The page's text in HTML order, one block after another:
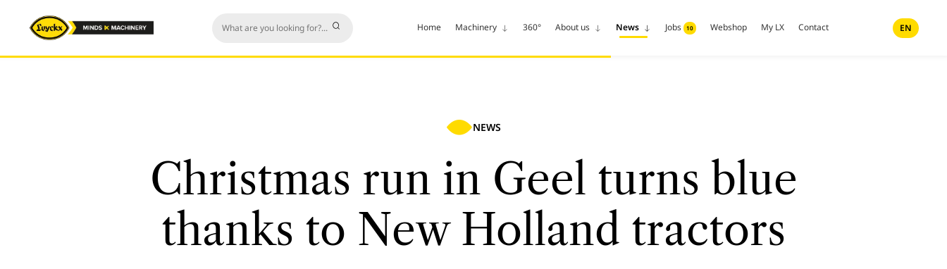
Home Machinery 360° About us News Jobs 10 Webshop My LX Contact EN
NEWS
Christmas run in Geel turns blue
thanks to New Holland tractors